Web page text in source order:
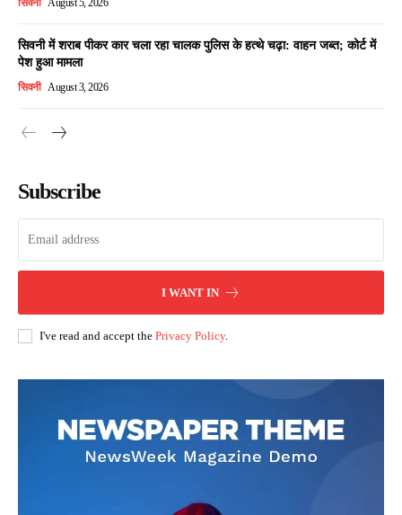
सिवनी August 5, 2026
सिवनी में शराब पीकर कार चला रहा चालक पुलिस के हत्थे चढ़ा: वाहन जब्त; कोर्ट में
पेश हुआ मामला
सिवनी August 3, 2026
Subscribe
I WANT IN
I've read and accept the Privacy Policy.